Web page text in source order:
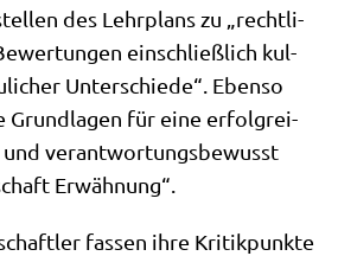
des Lehr­plans zu „recht­li­
ein­schließ­lich kul­
Unter­schie­de“. Eben­so
Grund­la­gen für eine erfolg­rei­
ver­ant­wor­tungs­be­wusst
Erwähnung“.
fas­sen ihre Kri­tik­punk­te